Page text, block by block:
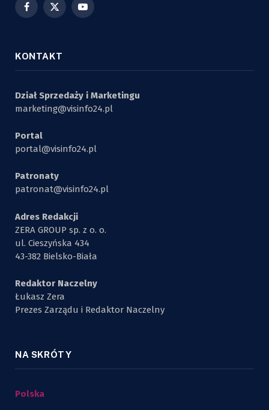
Facebook
X
YouTube
KONTAKT
Dział Sprzedaży i Marketingu
marketing@visinfo24.pl
Portal
portal@visinfo24.pl
Patronaty
patronat@visinfo24.pl
Adres Redakcji
ZERA GROUP sp. z o. o.
ul. Cieszyńska 434
43-382 Bielsko-Biała
Redaktor Naczelny
Łukasz Zera
Prezes Zarządu i Redaktor Naczelny
NA SKRÓTY
Polska